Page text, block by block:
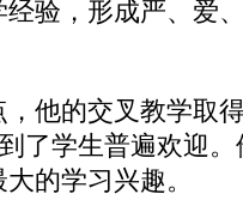
验，形成严、爱
的交叉教学取
了学生普遍欢迎
的学习兴趣。